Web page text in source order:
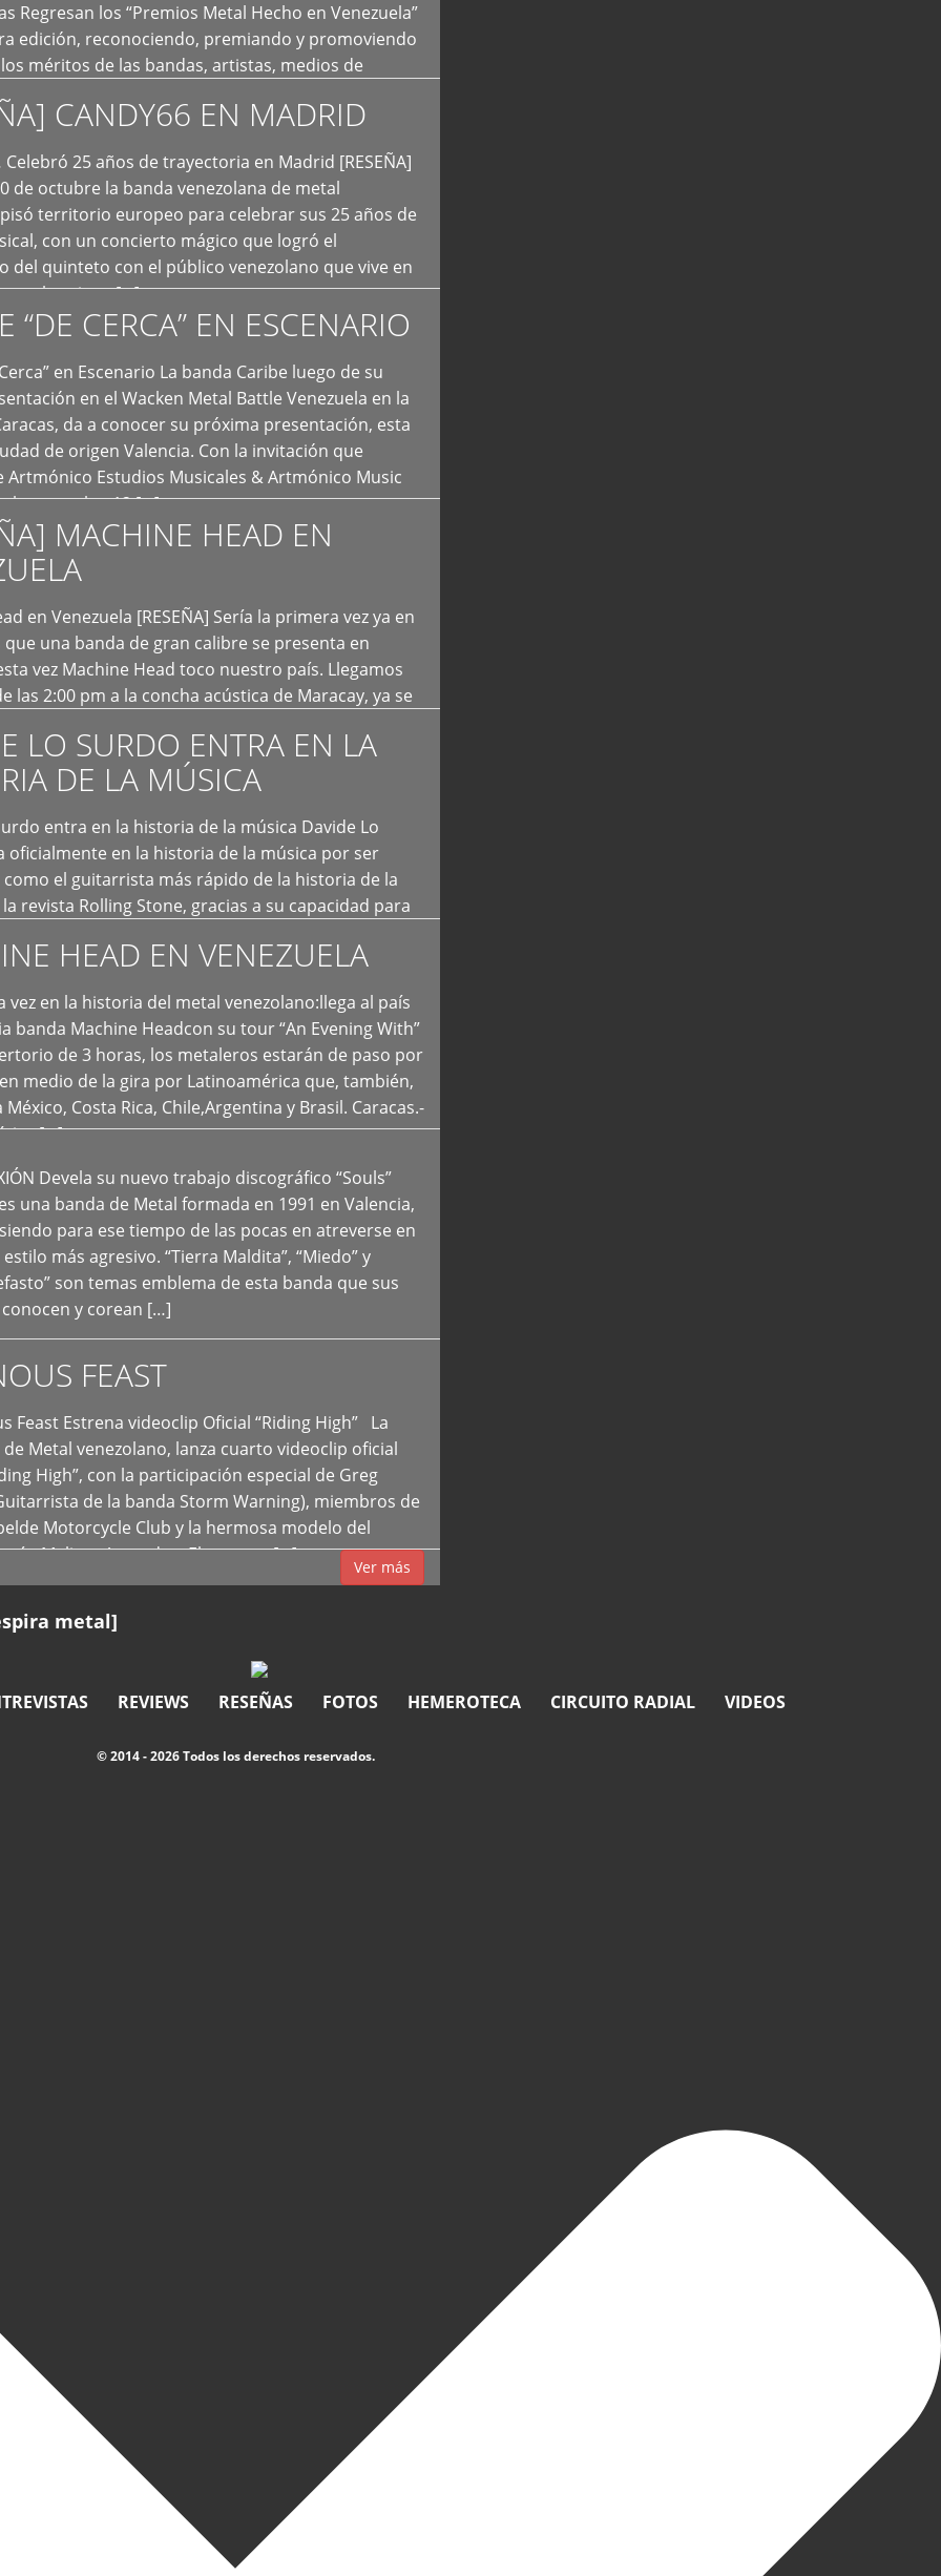
Regresan los “Premios Metal Hecho en Venezuela”
edición, reconociendo, premiando y promoviendo
méritos de las bandas, artistas, medios de
tendencias del metal y […]
CANDY66 EN MADRID
Celebró 25 años de trayectoria en Madrid [RESEÑA]
de octubre la banda venezolana de metal
territorio europeo para celebrar sus 25 años de
con un concierto mágico que logró el
del quinteto con el público venezolano que vive en
que los sigue […]
“DE CERCA” EN ESCENARIO
en Escenario La banda Caribe luego de su
en el Wacken Metal Battle Venezuela en la
da a conocer su próxima presentación, esta
de origen Valencia. Con la invitación que
Artmónico Estudios Musicales & Artmónico Music
cumplen 12 […]
MACHINE HEAD EN
en Venezuela [RESEÑA] Sería la primera vez ya en
una banda de gran calibre se presenta en
vez Machine Head toco nuestro país. Llegamos
las 2:00 pm a la concha acústica de Maracay, ya se
LO SURDO ENTRA EN LA
DE LA MÚSICA
entra en la historia de la música Davide Lo
oficialmente en la historia de la música por ser
el guitarrista más rápido de la historia de la
revista Rolling Stone, gracias a su capacidad para
HEAD EN VENEZUELA
vez en la historia del metal venezolano:llega al país
banda Machine Headcon su tour “An Evening With”
de 3 horas, los metaleros estarán de paso por
medio de la gira por Latinoamérica que, también,
México, Costa Rica, Chile,Argentina y Brasil. Caracas.-
[…]
Devela su nuevo trabajo discográfico “Souls”
una banda de Metal formada en 1991 en Valencia,
para ese tiempo de las pocas en atreverse en
más agresivo. “Tierra Maldita”, “Miedo” y
son temas emblema de esta banda que sus
y corean […]
FEAST
Feast Estrena videoclip Oficial “Riding High” La
Metal venezolano, lanza cuarto videoclip oficial
High”, con la participación especial de Greg
de la banda Storm Warning), miembros de
Motorcycle Club y la hermosa modelo del
Melissa Acevedo. El potente […]
Ver más
metal]
REVIEWS RESEÑAS FOTOS HEMEROTECA CIRCUITO RADIAL VIDEOS
© 2014 - 2026 Todos los derechos reservados.